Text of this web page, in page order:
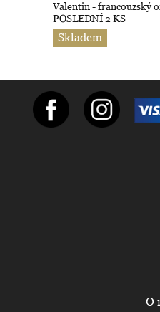
Valentin - francouzský
POSLEDNÍ 2 KS
Skladem
O